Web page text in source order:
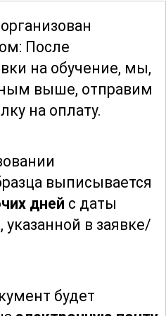
выполнять
зашиванию мягкой
материалов и
качества
Ваши навыки и
работать в
упаковочных
промышленное
мир
После
на обучение, мы,
выше, отправим
на оплату.
выписывается
дней с даты
в заявке/
будет